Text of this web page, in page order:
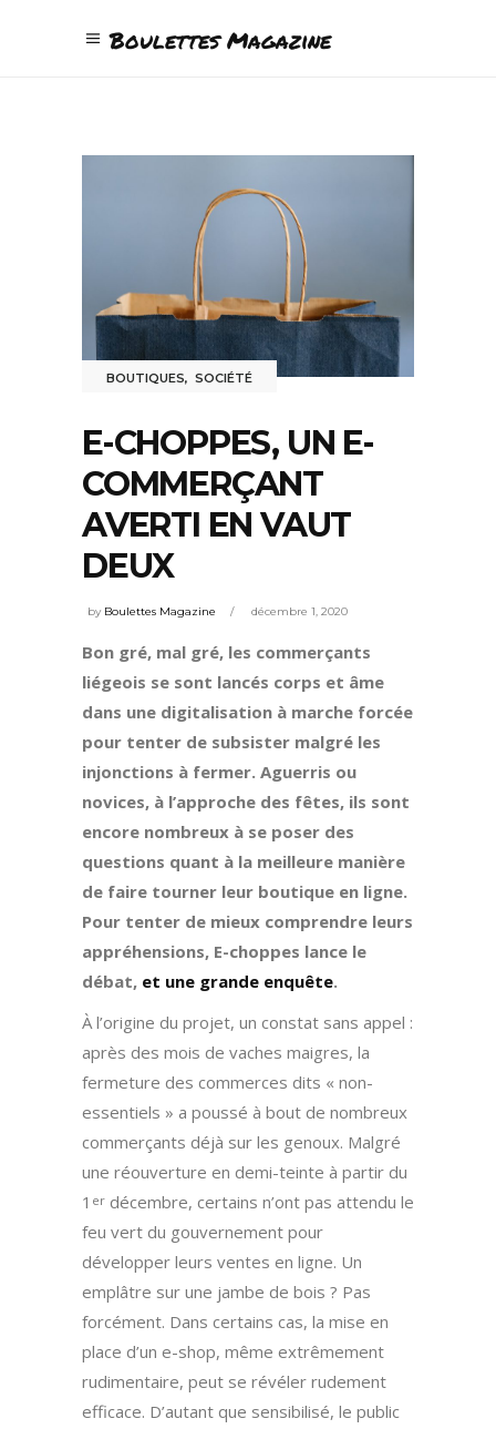
Boulettes Magazine
BOUTIQUES,SOCIÉTÉ
E-CHOPPES, UN E-
COMMERÇANT
AVERTI EN VAUT
DEUX
by Boulettes Magazine décembre 1, 2020
Bon gré, mal gré, les commerçants
liégeois se sont lancés corps et âme
dans une digitalisation à marche forcée
pour tenter de subsister malgré les
injonctions à fermer. Aguerris ou
novices, à l’approche des fêtes, ils sont
encore nombreux à se poser des
questions quant à la meilleure manière
de faire tourner leur boutique en ligne.
Pour tenter de mieux comprendre leurs
appréhensions, E-choppes lance le
débat, et une grande enquête.
À l’origine du projet, un constat sans appel :
après des mois de vaches maigres, la
fermeture des commerces dits « non-
essentiels » a poussé à bout de nombreux
commerçants déjà sur les genoux. Malgré
une réouverture en demi-teinte à partir du
1 er décembre, certains n’ont pas attendu le
feu vert du gouvernement pour
développer leurs ventes en ligne. Un
emplâtre sur une jambe de bois ? Pas
forcément. Dans certains cas, la mise en
place d’un e-shop, même extrêmement
rudimentaire, peut se révéler rudement
efficace. D’autant que sensibilisé, le public